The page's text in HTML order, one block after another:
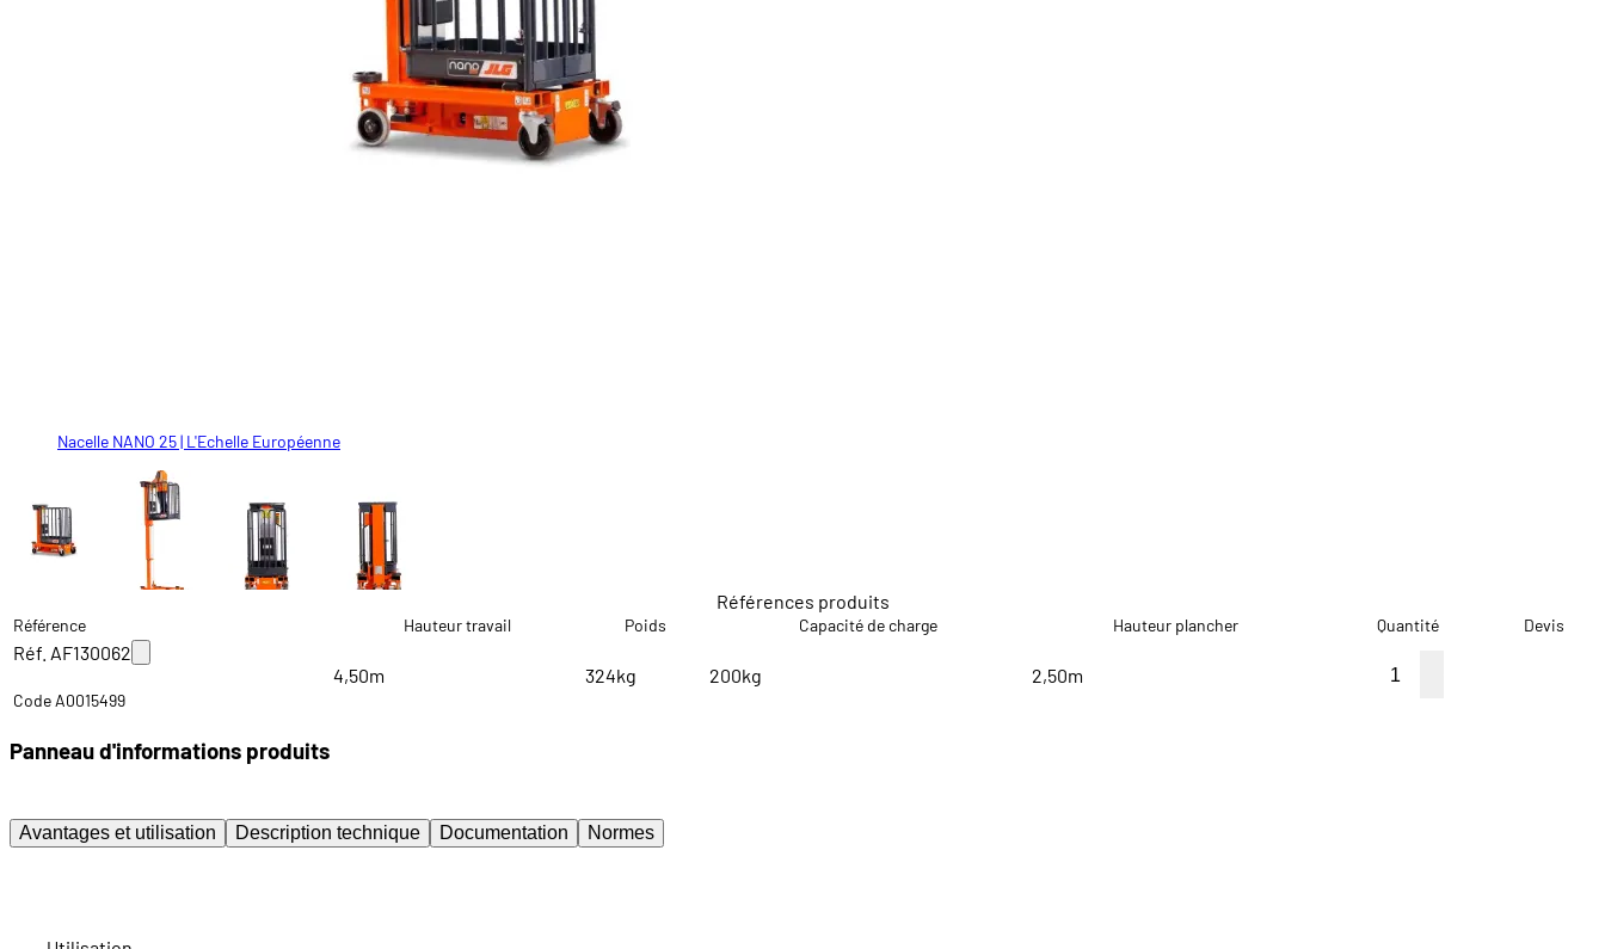
Nacelle NANO 25 | L'Echelle Européenne
Nacelle NANO 25 | L'Echelle Européenne
Nacelle NANO 25 | L'Echelle Européenne
Nacelle NANO 25 | L'Echelle Européenne
Références produits
Référence Hauteur travail Poids Capacité de charge Hauteur plancher Quantité Devis
Réf. AF130062
Code A0015499
4,50m 324kg 200kg 2,50m
Panneau d'informations produits
Avantages et utilisation Description technique Documentation Normes